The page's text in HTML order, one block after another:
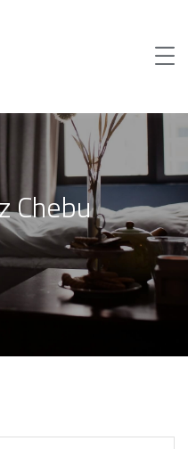
Chebu